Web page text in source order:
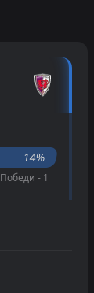
14%
Победи - 1